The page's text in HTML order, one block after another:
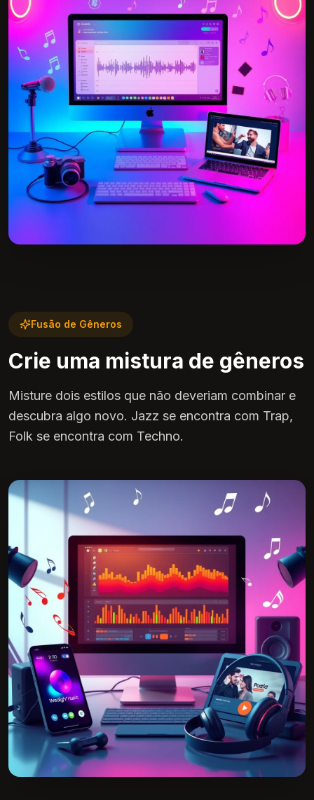
Fusão de Gêneros
Crie uma mistura de gêneros
Misture dois estilos que não deveriam combinar e
descubra algo novo. Jazz se encontra com Trap,
Folk se encontra com Techno.